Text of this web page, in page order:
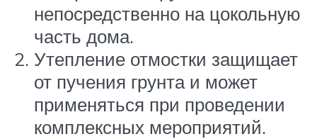
непосредственно на цокольную
часть дома.
Утепление отмостки защищает
от пучения грунта и может
применяться при проведении
комплексных мероприятий.